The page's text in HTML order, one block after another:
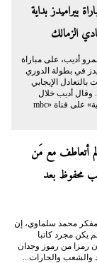
بيراميدز بداية
الزمالك
أديب، على مباراة
في بطولة الدوري
بالتعادل الإيجابي
وقال أديب خلال
برنامجه «الحكاية» على قناة «mbc
أتعاطف مع مَن
محفوظ بعد
محمد سلماوي، إن
مجرد كاتبا
رمزا من رموز وجدان
والشعب والحارات...